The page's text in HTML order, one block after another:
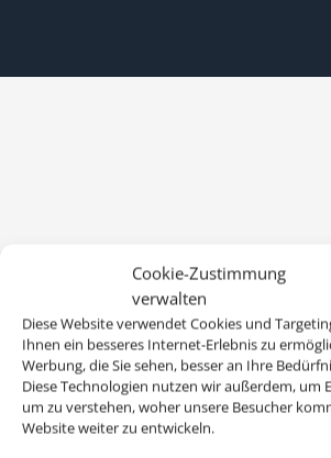
Cookie-Zustimmung
verwalten
Diese Website verwendet Cookies und
Ihnen ein besseres Internet-Erlebnis zu
Werbung, die Sie sehen, besser an Ihre
Diese Technologien nutzen wir außerdem, um
um zu verstehen, woher unsere Besucher
Website weiter zu entwickeln.